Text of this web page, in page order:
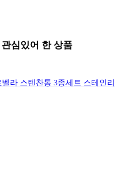
심있어 한 상품
벨라 스텐찬통 3종세트 스테인리